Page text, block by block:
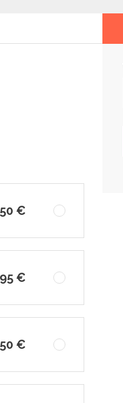
€
€
€